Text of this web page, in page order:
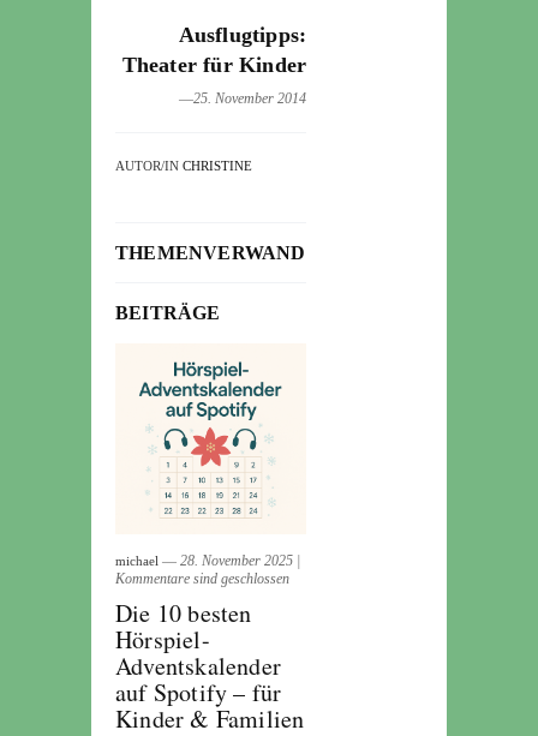
Ausflugtipps:
Theater für Kinder
―25. November 2014
AUTOR/IN CHRISTINE
THEMENVERWANDTE
BEITRÄGE
michael ― 28. November 2025 |
Kommentare sind geschlossen
Die 10 besten
Hörspiel-
Adventskalender
auf Spotify – für
Kinder & Familien